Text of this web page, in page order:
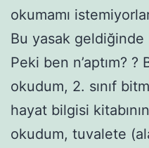
okumamı
Bu yasak geldiğinde
Peki ben n’aptım?
okudum, 2. sınıf
hayat bilgisi
okudum, tuvalete